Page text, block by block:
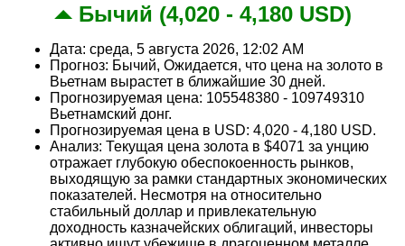
Бычий (4,020 - 4,180 USD)
Дата: среда, 5 августа 2026, 12:02 AM
Прогноз: Бычий, Ожидается, что цена на золото в
Вьетнам вырастет в ближайшие 30 дней.
Прогнозируемая цена: 105548380 - 109749310
Вьетнамский донг.
Прогнозируемая цена в USD: 4,020 - 4,180 USD.
Анализ: Текущая цена золота в $4071 за унцию
отражает глубокую обеспокоенность рынков,
выходящую за рамки стандартных экономических
показателей. Несмотря на относительно
стабильный доллар и привлекательную
доходность казначейских облигаций, инвесторы